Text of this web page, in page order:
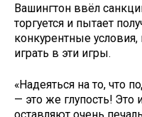
Вашингтон ввёл
торгуется и пытает
конкурентные условия,
играть в эти игры.
«Надеяться на то, что
— это же глупость! Это